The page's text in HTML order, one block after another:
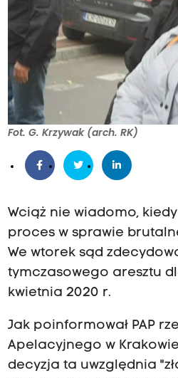
Fot. G. Krzywak (arch. RK)
Wciąż nie wiadomo,
proces w sprawie
We wtorek sąd
tymczasowego aresztu
kwietnia 2020 r.
Jak poinformował PAP
Apelacyjnego w
decyzja ta uwzględnia